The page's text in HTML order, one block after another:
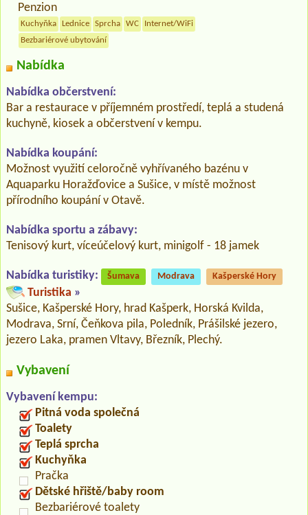
Penzion
Kuchyňka Lednice Sprcha WC
Internet/WiFi
Bezbariérové ubytování
Nabídka
Nabídka občerstvení:
Bar a restaurace v příjemném prostředí, teplá a studená
kuchyně, kiosek a občerstvení v kempu.
Nabídka koupání:
Možnost využití celoročně vyhřívaného bazénu v
Aquaparku Horažďovice a Sušice, v místě možnost
přírodního koupání v Otavě.
Nabídka sportu a zábavy:
Tenisový kurt, víceúčelový kurt, minigolf - 18 jamek
Nabídka turistiky: Šumava Modrava Kašperské Hory
Turistika »
Sušice, Kašperské Hory, hrad Kašperk, Horská Kvilda,
Modrava, Srní, Čeňkova pila, Poledník, Prášilské jezero,
jezero Laka, pramen Vltavy, Březník, Plechý.
Vybavení
Vybavení kempu:
Pitná voda společná
Toalety
Teplá sprcha
Kuchyňka
Pračka
Dětské hřiště/baby room
Bezbariérové toalety